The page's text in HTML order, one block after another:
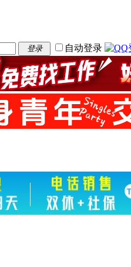
登录 自动登录